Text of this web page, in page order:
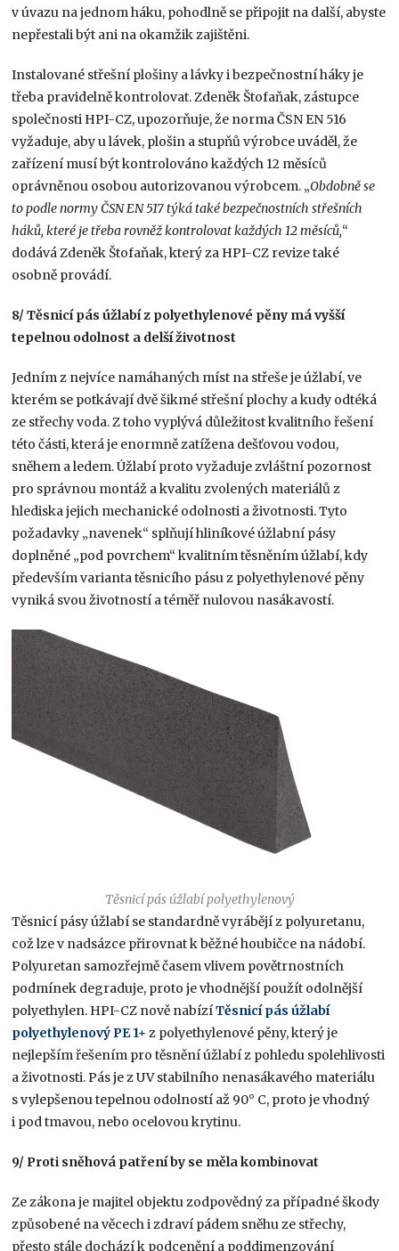
v úvazu na jednom háku, pohodlně se připojit na další, abyste
nepřestali být ani na okamžik zajištěni.
Instalované střešní plošiny a lávky i bezpečnostní háky je
třeba pravidelně kontrolovat. Zdeněk Štofaňak, zástupce
společnosti HPI-CZ, upozorňuje, že norma ČSN EN 516
vyžaduje, aby u lávek, plošin a stupňů výrobce uváděl, že
zařízení musí být kontrolováno každých 12 měsíců
oprávněnou osobou autorizovanou výrobcem. „Obdobně se
to podle normy ČSN EN 517 týká také bezpečnostních střešních
háků, které je třeba rovněž kontrolovat každých 12 měsíců,“
dodává Zdeněk Štofaňak, který za HPI-CZ revize také
osobně provádí.
8/ Těsnicí pás úžlabí z polyethylenové pěny má vyšší
tepelnou odolnost a delší životnost
Jedním z nejvíce namáhaných míst na střeše je úžlabí, ve
kterém se potkávají dvě šikmé střešní plochy a kudy odtéká
ze střechy voda. Z toho vyplývá důležitost kvalitního řešení
této části, která je enormně zatížena dešťovou vodou,
sněhem a ledem. Úžlabí proto vyžaduje zvláštní pozornost
pro správnou montáž a kvalitu zvolených materiálů z
hlediska jejich mechanické odolnosti a životnosti. Tyto
požadavky „navenek“ splňují hliníkové úžlabní pásy
doplněné „pod povrchem“ kvalitním těsněním úžlabí, kdy
především varianta těsnicího pásu z polyethylenové pěny
vyniká svou životností a téměř nulovou nasákavostí.
Těsnicí pás úžlabí polyethylenový
Těsnicí pásy úžlabí se standardně vyrábějí z polyuretanu,
což lze v nadsázce přirovnat k běžné houbičce na nádobí.
Polyuretan samozřejmě časem vlivem povětrnostních
podmínek degraduje, proto je vhodnější použít odolnější
polyethylen. HPI-CZ nově nabízíTěsnicí pás úžlabí
polyethylenový PE 1+ z polyethylenové pěny, který je
nejlepším řešením pro těsnění úžlabí z pohledu spolehlivosti
a životnosti. Pás je z UV stabilního nenasákavého materiálu
s vylepšenou tepelnou odolností až 90° C, proto je vhodný
i pod tmavou, nebo ocelovou krytinu.
9/ Proti sněhová patření by se měla kombinovat
Ze zákona je majitel objektu zodpovědný za případné škody
způsobené na věcech i zdraví pádem sněhu ze střechy,
přesto stále dochází k podcenění a poddimenzování